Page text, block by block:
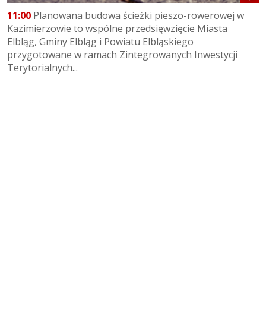
11:00 Planowana budowa ścieżki pieszo-rowerowej w
Kazimierzowie to wspólne przedsięwzięcie Miasta
Elbląg, Gminy Elbląg i Powiatu Elbląskiego
przygotowane w ramach Zintegrowanych Inwestycji
Terytorialnych...